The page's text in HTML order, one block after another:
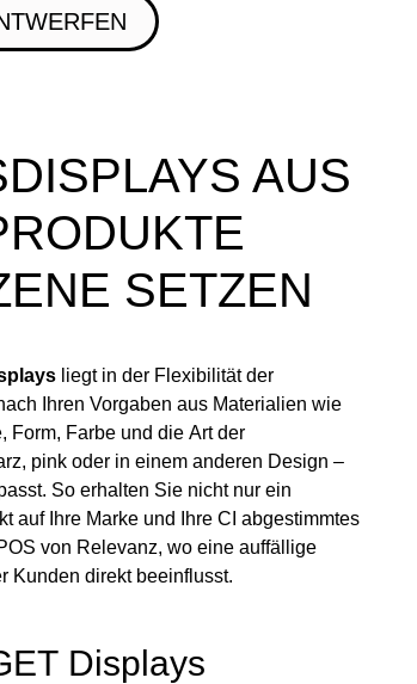
AUS
SETZEN
liegt in der Flexibilität der
Ihren Vorgaben aus Materialien wie
Form, Farbe und die Art der
pink oder in einem anderen Design –
So erhalten Sie nicht nur ein
auf Ihre Marke und Ihre CI abgestimmtes
von Relevanz, wo eine auffällige
Kunden direkt beeinflusst.
Displays